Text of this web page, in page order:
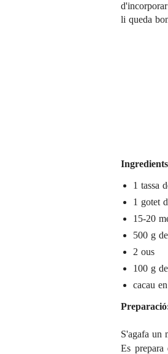
li queda
1 tassa
1 gotet
15-20
500 g
2 ous
100 g
cacau
S'agafa un
Es